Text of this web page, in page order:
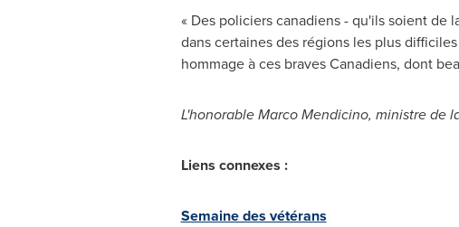
« Des policiers canadiens - qu'ils soient de
dans certaines des régions les plus
hommage à ces braves Canadiens, dont
L'honorableMarco Mendicino, ministre de
Liens connexes :
Semaine des vétérans